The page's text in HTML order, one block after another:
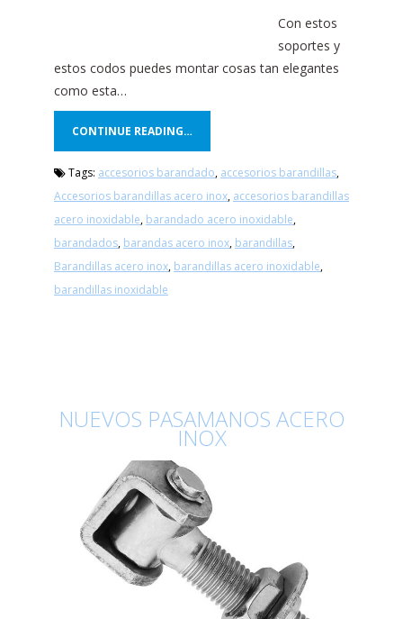
Con estos
soportes y
estos codos puedes montar cosas tan elegantes
como esta…
CONTINUE READING…
Tags: accesorios barandado, accesorios barandillas,
Accesorios barandillas acero inox, accesorios barandillas
acero inoxidable, barandado acero inoxidable,
barandados, barandas acero inox, barandillas,
Barandillas acero inox, barandillas acero inoxidable,
barandillas inoxidable
NUEVOS PASAMANOS ACERO
INOX